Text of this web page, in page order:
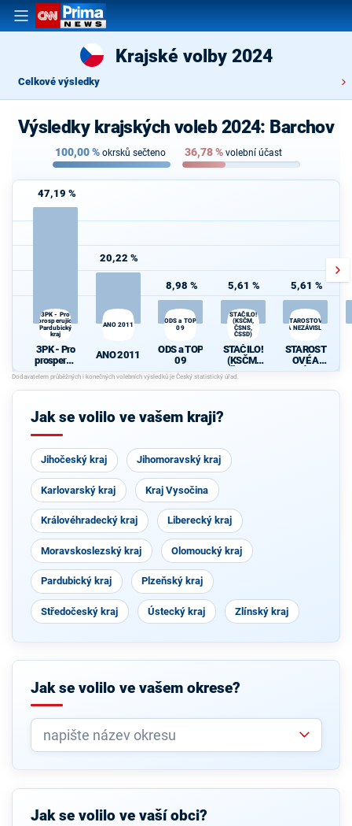
Krajské volby 2024
Celkové výsledky
Výsledky krajských voleb 2024: Barchov
100,00% okrsků sečteno 36,78% volební účast
47,19 %
3PK - Pro
prosperující
Pardubický
kraj
3PK - Pro
prosperují
cí
Pardubick
ý kraj
20,22 %
ANO 2011
ANO 2011
8,98 %
ODS a TOP
09
ODS a TOP
09
5,61 %
STAČILO!
(KSČM,
ČSNS,
ČSSD)
STAČILO!
(KSČM,
ČSNS,
ČSSD)
5,61 %
STAROSTOVÉ
A NEZÁVISLÍ
STAROST
OVÉ A
NEZÁVISL
Jak se volilo ve vašem kraji?
Jihočeský kraj Jihomoravský kraj
Karlovarský kraj Kraj Vysočina
Královéhradecký kraj Liberecký kraj
Moravskoslezský kraj Olomoucký kraj
Pardubický kraj Plzeňský kraj
Středočeský kraj Ústecký kraj Zlínský kraj
Jak se volilo ve vašem okrese?
Jak se volilo ve vaší obci?